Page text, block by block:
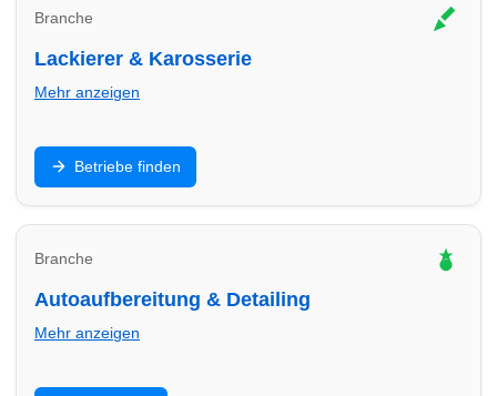
Branche
Lackierer & Karosserie
Mehr anzeigen
Unfallinstandsetzung, Kratzer, Smart Repair: Finde
Lackier- und Karosseriebetriebe in Herten für saubere
Ergebnisse.
Betriebe finden
Branche
Autoaufbereitung & Detailing
Mehr anzeigen
Innenraum, Polster, Lackaufbereitung,